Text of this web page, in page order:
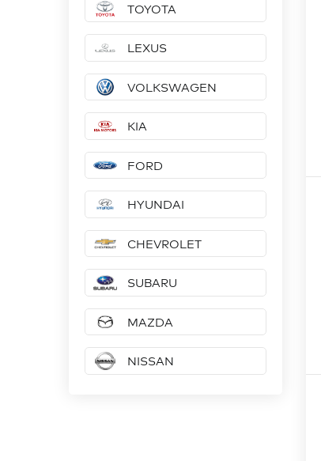
TOYOTA
LEXUS
VOLKSWAGEN
KIA
FORD
HYUNDAI
CHEVROLET
SUBARU
MAZDA
NISSAN